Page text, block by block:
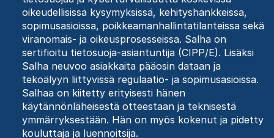
oikeudellisissa kysymyksissä, kehityshankkeissa,
sopimusasioissa, poikkeamanhallintatilanteissa sekä
viranomais- ja oikeusprosesseissa. Salha on
sertifioitu tietosuoja-asiantuntija (CIPP/E). Lisäksi
Salha neuvoo asiakkaita pääosin dataan ja
tekoälyyn liittyvissä regulaatio- ja sopimusasioissa.
Salhaa on kiitetty erityisesti hänen
käytännönläheisestä otteestaan ja teknisestä
ymmärryksestään. Hän on myös kokenut ja pidetty
kouluttaja ja luennoitsija.